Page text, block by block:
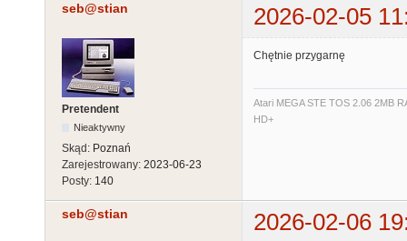
seb@stian 2026-02-05
Pretendent
Nieaktywny
Skąd: Poznań
Zarejestrowany: 2023-06-23
Posty: 140
Chętnie przygarnę
Atari MEGA STE TOS 2.06 2MB
HD+
seb@stian 2026-02-06